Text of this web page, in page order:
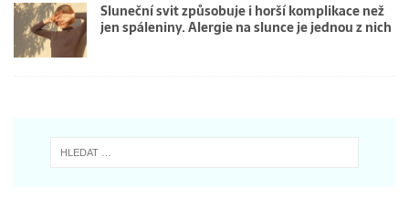
Sluneční svit způsobuje i horší komplikace než
jen spáleniny. Alergie na slunce je jednou z nich